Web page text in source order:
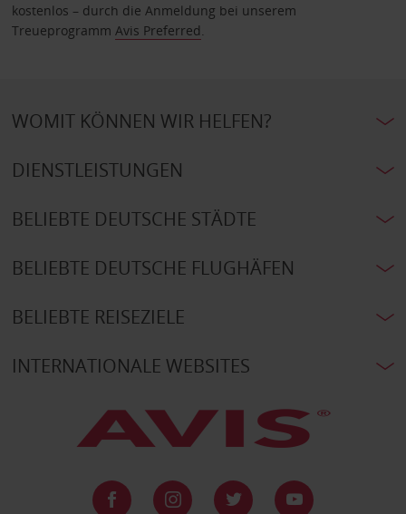
kostenlos – durch die Anmeldung bei unserem
Treueprogramm Avis Preferred
WOMIT KÖNNEN WIR HELFEN?
DIENSTLEISTUNGEN
BELIEBTE DEUTSCHE STÄDTE
BELIEBTE DEUTSCHE FLUGHÄFEN
BELIEBTE REISEZIELE
INTERNATIONALE WEBSITES